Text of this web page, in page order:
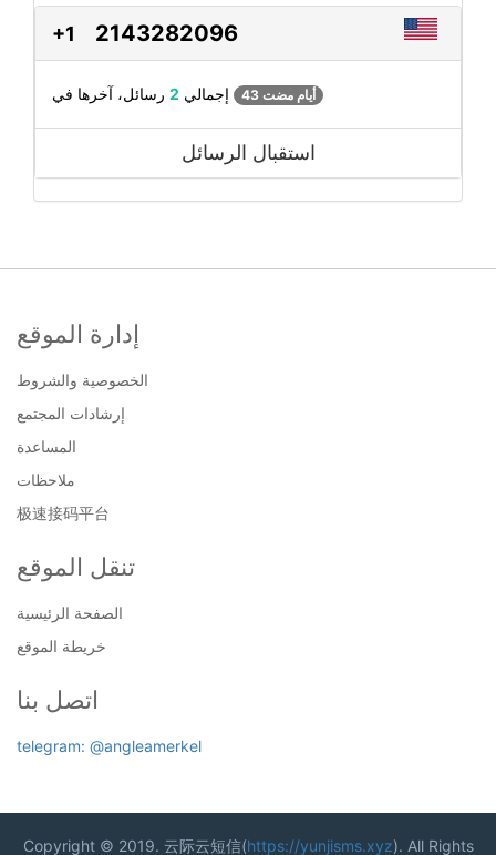
+1 2143282096
إجمالي 2 43 أيام مضت
استقبال الرسائل
إدارة الموقع
الخصوصية والشروط
إرشادات المجتمع
المساعدة
ملاحظات
极速接码平台
تنقل الموقع
الصفحة الرئيسية
خريطة الموقع
اتصل بنا
telegram: @angleamerkel
Copyright © 2019. 云际云短信(https://yunjisms.xyz). All Rights